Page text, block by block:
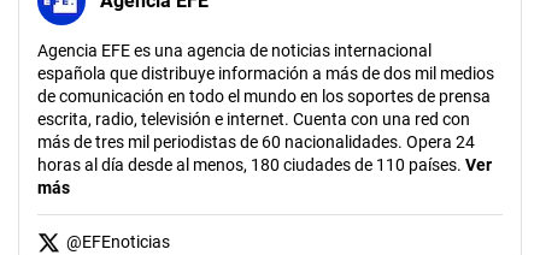
Agencia EFE es una agencia de noticias internacional
española que distribuye información a más de dos mil medios
de comunicación en todo el mundo en los soportes de prensa
escrita, radio, televisión e internet. Cuenta con una red con
más de tres mil periodistas de 60 nacionalidades. Opera 24
horas al día desde al menos, 180 ciudades de 110 países. Ver
más
@EFEnoticias